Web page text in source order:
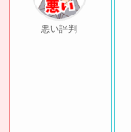
悪い評判